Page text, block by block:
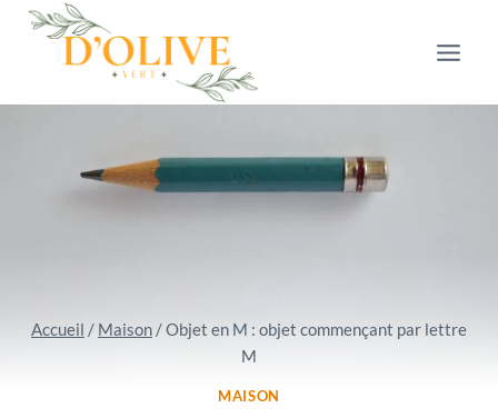
Aller
Accueil / Maison /Objet en M : objet commençant par lettre
M
MAISON